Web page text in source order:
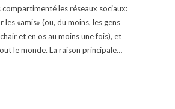
compartimenté les réseaux sociaux:
les «amis» (ou, du moins, les gens
et en os au moins une fois), et
le monde. La raison principale…